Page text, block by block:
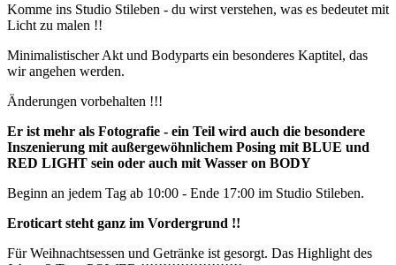
Komme ins Studio Stileben - du wirst verstehen, was es bedeutet mit
Licht zu malen !!
Minimalistischer Akt und Bodyparts ein besonderes Kaptitel, das
wir angehen werden.
Änderungen vorbehalten !!!
Er ist mehr als Fotografie - ein Teil wird auch die besondere
Inszenierung mit außergewöhnlichem Posing mit BLUE und
RED LIGHT sein oder auch mit Wasser on BODY
Beginn an jedem Tag ab 10:00 - Ende 17:00 im Studio Stileben.
Eroticart steht ganz im Vordergrund !!
Für Weihnachtsessen und Getränke ist gesorgt. Das Highlight des